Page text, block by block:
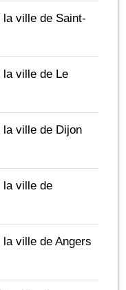
ville de Saint-
ville de Le
ville de Dijon
la ville de
ville de Angers